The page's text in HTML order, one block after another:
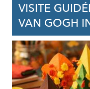
VISITE
VAN GOGH